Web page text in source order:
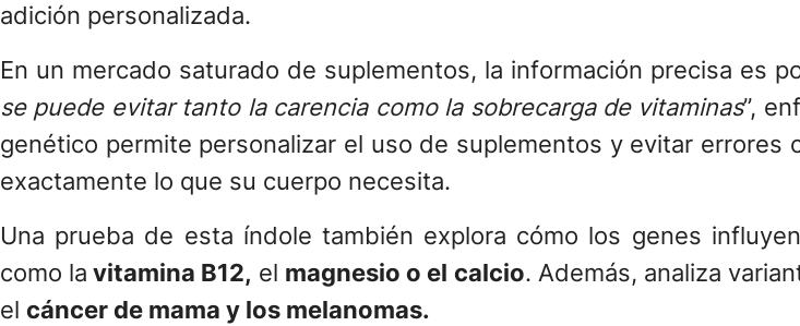
adición personalizada.
En un mercado saturado de suplementos, la información precisa es
se puede evitar tanto la carencia como la sobrecarga de vitaminas”,
genético permite personalizar el uso de suplementos y evitar errores
exactamente lo que su cuerpo necesita.
Una prueba de esta índole también explora cómo los genes
como la vitamina B12, el magnesio o el calcio. Además, analiza
el cáncer de mama y los melanomas.